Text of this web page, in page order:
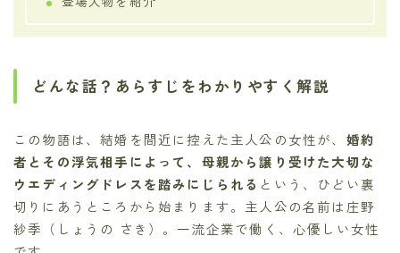
どんな話？あらすじをわかりやすく解説
この物語は、結婚を間近に控えた主人公の女性が、 婚約
者とその浮気相手によって、母親から譲り受けた大切な
ウエディングドレスを踏みにじられる という、ひどい裏
切りにあうところから始まります。主人公の名前は庄野
紗季（しょうの さき）。一流企業で働く、心優しい女性